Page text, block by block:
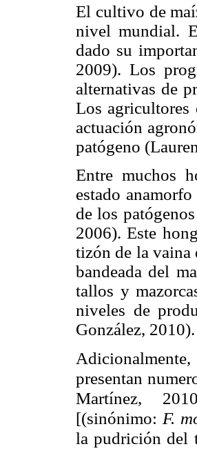
El cultivo de
nivel mundial.
dado su
2009). Los
alternativas de
Los agricultores
actuación
patógeno
Entre muchos
estado anamorfo
de los
2006). Este
tizón de la vaina
bandeada del
tallos y
niveles de
González, 2010).
presentan
Martínez,
[(sinónimo: F.
la pudrición del